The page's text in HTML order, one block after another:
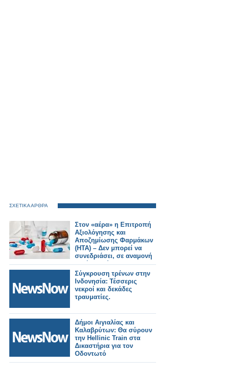
ΣΧΕΤΙΚΑ ΑΡΘΡΑ
Στον «αέρα» η Επιτροπή
Αξιολόγησης και
Αποζημίωσης Φαρμάκων
(ΗΤΑ) – Δεν μπορεί να
συνεδριάσει, σε αναμονή
δεκάδες φάκελοι
φαρμάκων
Σύγκρουση τρένων στην
Ινδονησία: Τέσσερις
νεκροί και δεκάδες
τραυματίες.
Δήμοι Αιγιαλίας και
Καλαβρύτων: Θα σύρουν
την Hellinic Train στα
Δικαστήρια για τον
Οδοντωτό